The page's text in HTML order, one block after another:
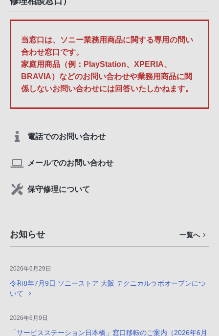
当窓口は、ソニー業務用商品に関する専用の問い
合わせ窓口です。
家庭用商品（例：PlayStation、XPERIA、
BRAVIA）などのお問い合わせや業務用商品に関
係しないお問い合わせには回答いたしかねます。
電話でのお問い合わせ
メールでのお問い合わせ
保守修理について
お知らせ 一覧へ
2026年6月29日
令和8年7月9日 ソニーストア 大阪 テクニカルラボオープンにつ
いて
2026年6月9日
「サービスステーション日本橋」窓口移転のご案内（2026年6月